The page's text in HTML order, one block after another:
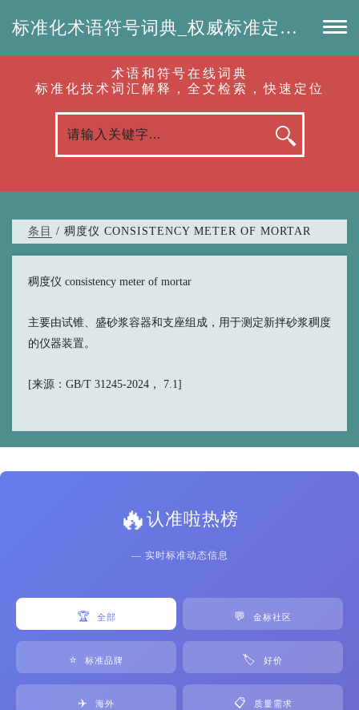
标准化术语符号词典_权威标准定义_专业词汇查询-认准啦（RenZhunLa.com）
术语和符号在线词典
标准化技术词汇解释，全文检索，快速定位
条目 / 稠度仪 CONSISTENCY METER OF MORTAR
稠度仪 consistency meter of mortar
主要由试锥、盛砂浆容器和支座组成，用于测定新拌砂浆稠度
的仪器装置。
[来源：GB/T 31245-2024， 7.1]
🔥认准啦热榜
— 实时标准动态信息
🏆 全部 💬 金标社区
⭐ 标准品牌 🏷️ 好价
✈️ 海外 📋 质量需求